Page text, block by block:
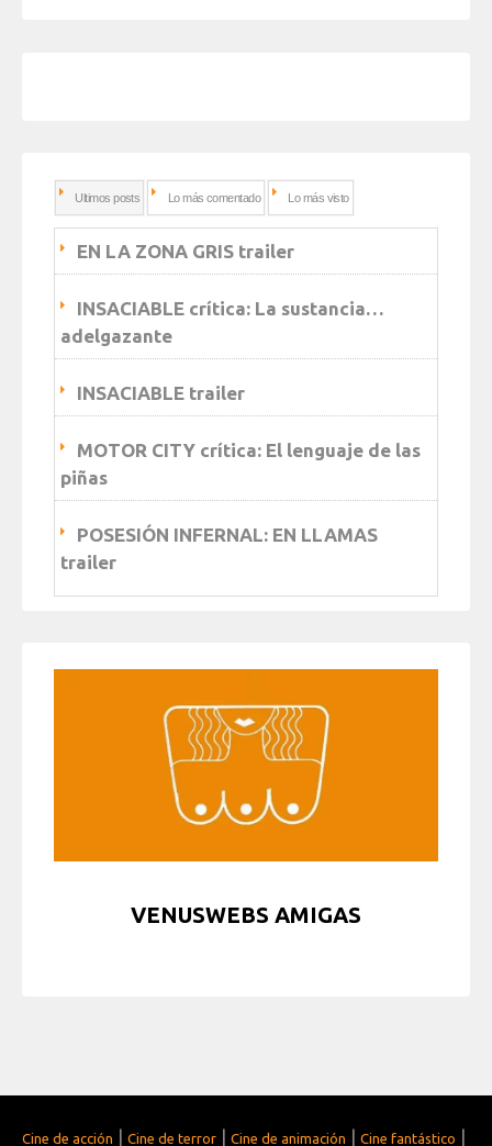
Ultimos posts Lo más comentado Lo más visto
EN LA ZONA GRIS trailer
INSACIABLE crítica: La sustancia…
adelgazante
INSACIABLE trailer
MOTOR CITY crítica: El lenguaje de las
piñas
POSESIÓN INFERNAL: EN LLAMAS
trailer
VENUSWEBS AMIGAS
Cine de acción | Cine de terror | Cine de animación | Cine fantástico |